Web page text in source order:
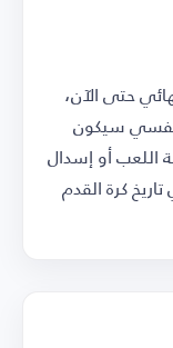
حتى الآن،
سيكون
اللعب أو إسدال
كرة القدم